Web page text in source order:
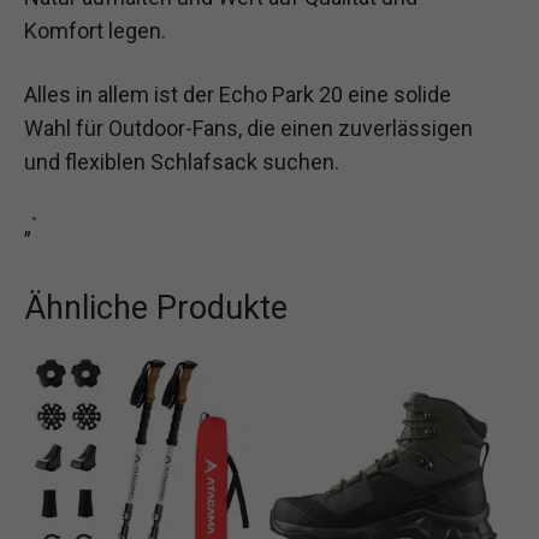
Komfort legen.
Alles in allem ist der Echo Park 20 eine solide
Wahl für Outdoor-Fans, die einen zuverlässigen
und flexiblen Schlafsack suchen.
„`
Ähnliche Produkte